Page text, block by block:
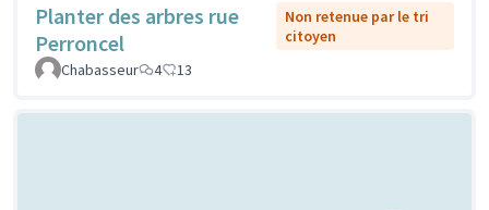
Planter des arbres rue
Perroncel
Non retenue par le tri
citoyen
Chabasseur
4 13